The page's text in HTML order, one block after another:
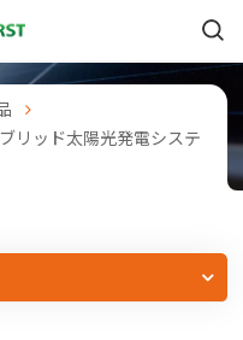
リッド太陽光発電システ